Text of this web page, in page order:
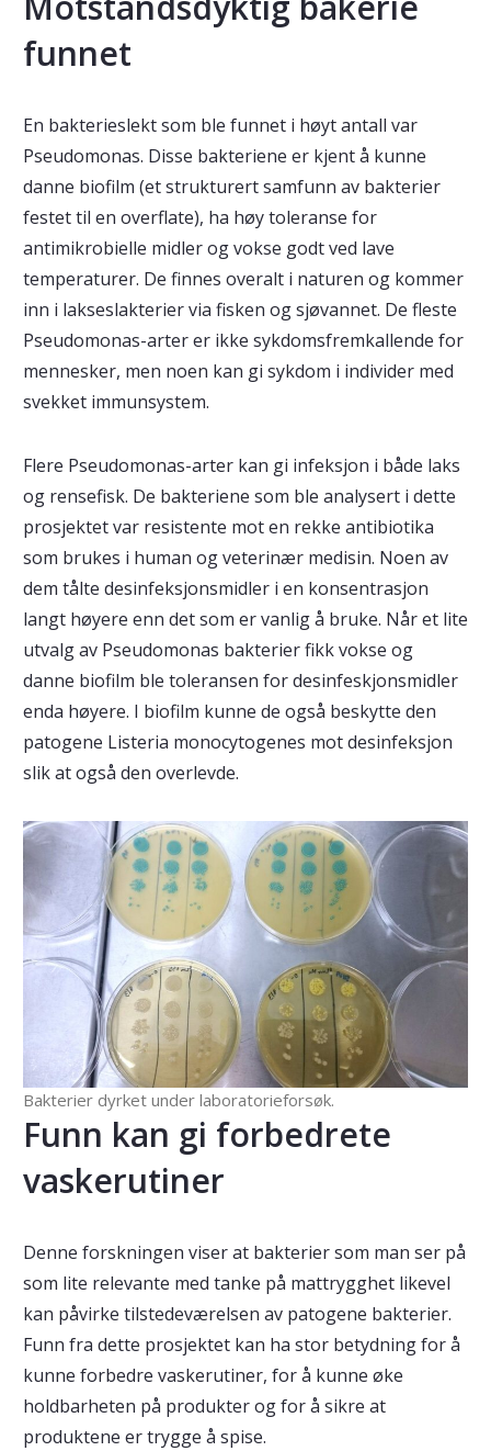
funnet
En bakterieslekt som ble funnet i høyt antall var
Pseudomonas. Disse bakteriene er kjent å kunne
danne biofilm (et strukturert samfunn av bakterier
festet til en overflate), ha høy toleranse for
antimikrobielle midler og vokse godt ved lave
temperaturer. De finnes overalt i naturen og kommer
inn i lakseslakterier via fisken og sjøvannet. De fleste
Pseudomonas-arter er ikke sykdomsfremkallende for
mennesker, men noen kan gi sykdom i individer med
svekket immunsystem.
Flere Pseudomonas-arter kan gi infeksjon i både laks
og rensefisk. De bakteriene som ble analysert i dette
prosjektet var resistente mot en rekke antibiotika
som brukes i human og veterinær medisin. Noen av
dem tålte desinfeksjonsmidler i en konsentrasjon
langt høyere enn det som er vanlig å bruke. Når et lite
utvalg av Pseudomonas bakterier fikk vokse og
danne biofilm ble toleransen for desinfeskjonsmidler
enda høyere. I biofilm kunne de også beskytte den
patogene Listeria monocytogenes mot desinfeksjon
slik at også den overlevde.
Bakterier dyrket under laboratorieforsøk.
Funn kan gi forbedrete
vaskerutiner
Denne forskningen viser at bakterier som man ser på
som lite relevante med tanke på mattrygghet likevel
kan påvirke tilstedeværelsen av patogene bakterier.
Funn fra dette prosjektet kan ha stor betydning for å
kunne forbedre vaskerutiner, for å kunne øke
holdbarheten på produkter og for å sikre at
produktene er trygge å spise.